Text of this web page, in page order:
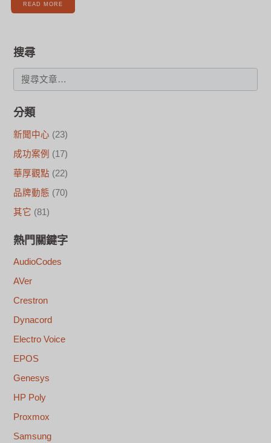
READ MORE
搜尋
分類
新聞中心 (23)
成功案例 (17)
華厚觀點 (22)
品牌動態 (70)
其它 (81)
熱門關鍵字
AudioCodes
AVer
Crestron
Dynacord
Electro Voice
EPOS
Genesys
HP Poly
Proxmox
Samsung